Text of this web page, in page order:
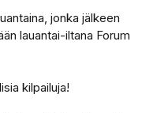
jonka jälkeen
lauantai-iltana Forum
kilpailuja!